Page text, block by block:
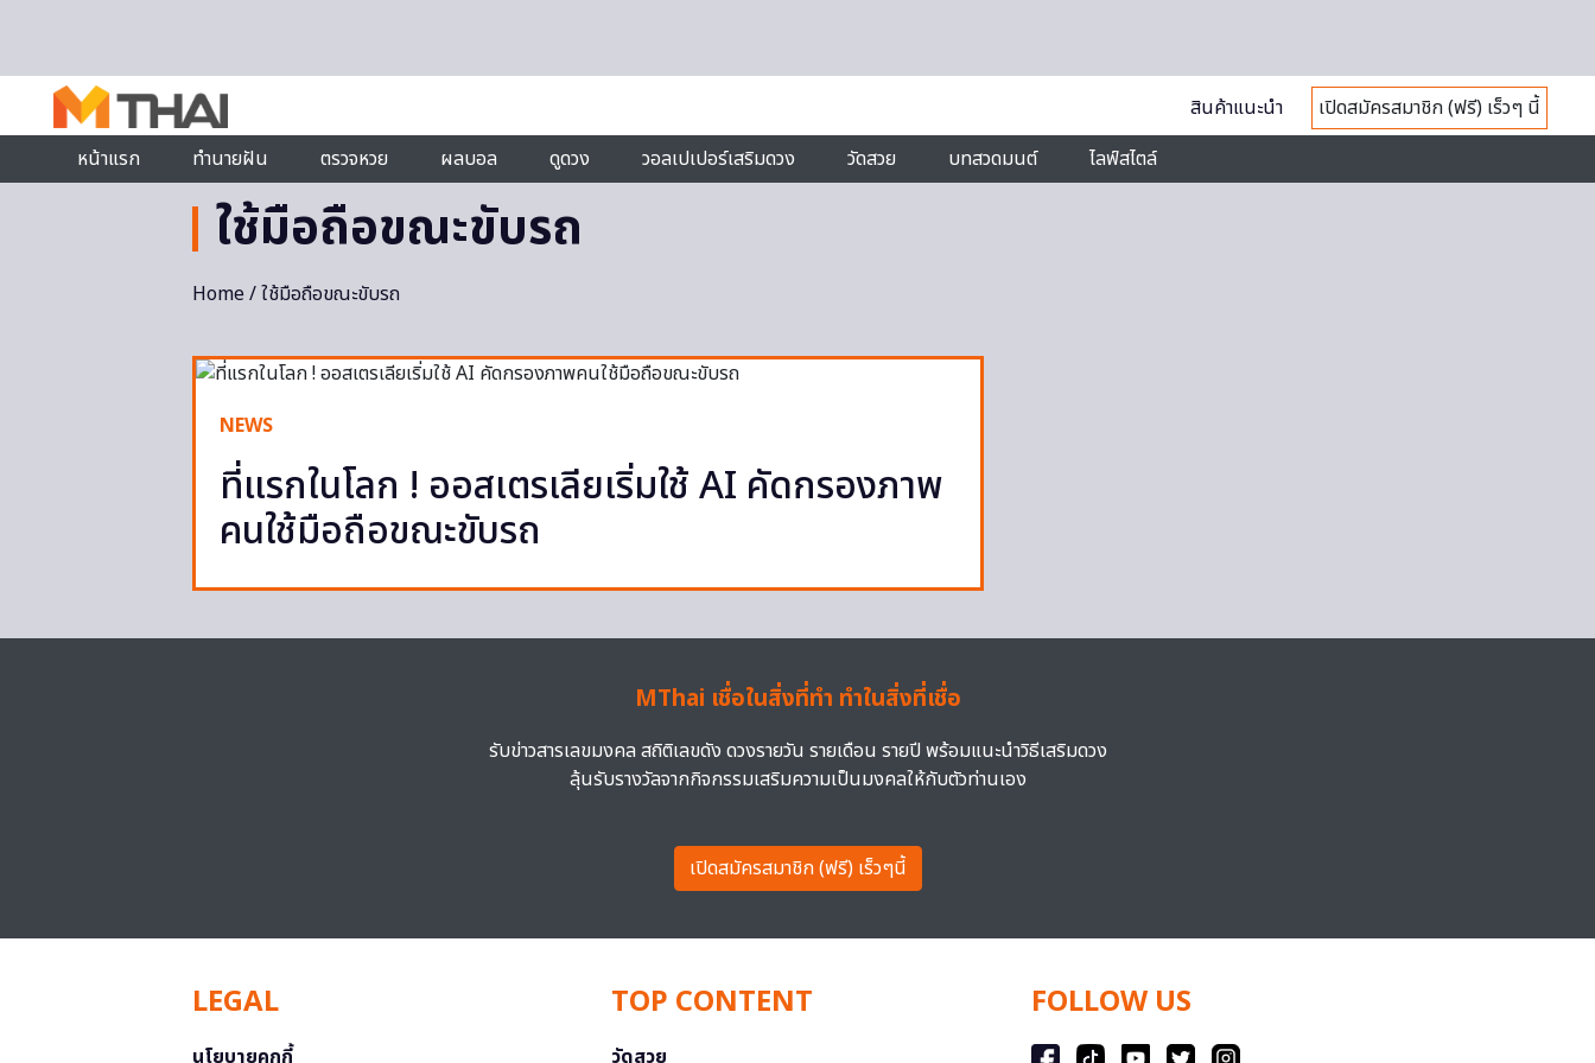
สินค้าแนะนำ
เปิดสมัครสมาชิก (ฟรี) เร็วๆ นี้
หน้าแรก
ทำนายฝัน ตรวจหวย ผลบอล ดูดวง วอลเปเปอร์เสริมดวง วัดสวย บทสวดมนต์ ไลฟ์สไตล์
ใช้มือถือขณะขับรถ
Home/ ใช้มือถือขณะขับรถ
NEWS
ที่แรกในโลก ! ออสเตรเลียเริ่มใช้ AI คัดกรองภาพ
คนใช้มือถือขณะขับรถ
MThai เชื่อในสิ่งที่ทำ ทำในสิ่งที่เชื่อ
รับข่าวสารเลขมงคล สถิติเลขดัง ดวงรายวัน รายเดือน รายปี พร้อมแนะนำวิธีเสริมดวง
ลุ้นรับรางวัลจากกิจกรรมเสริมความเป็นมงคลให้กับตัวท่านเอง
เปิดสมัครสมาชิก (ฟรี) เร็วๆนี้
LEGAL
นโยบายคุกกี้
TOP CONTENT
วัดสวย
FOLLOW US